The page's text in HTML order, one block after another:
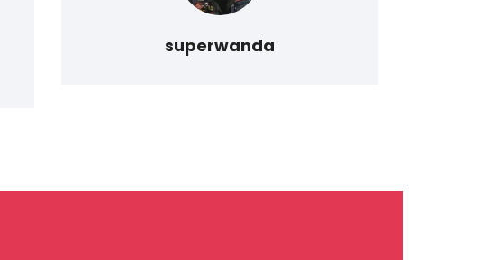
superwanda